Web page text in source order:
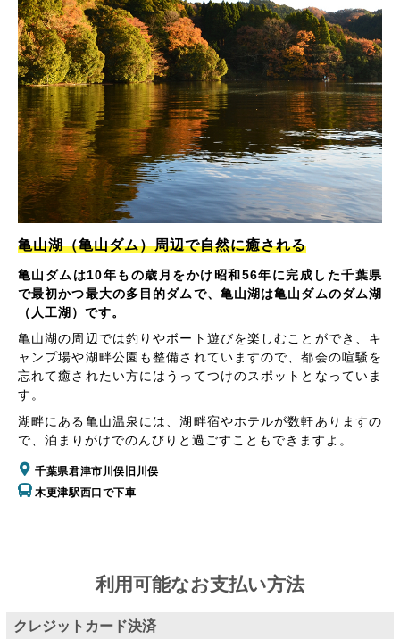
亀山湖（亀山ダム）周辺で自然に癒される
亀山ダムは10年もの歳月をかけ昭和56年に完成した千葉県
で最初かつ最大の多目的ダムで、亀山湖は亀山ダムのダム湖
（人工湖）です。
亀山湖の周辺では釣りやボート遊びを楽しむことができ、キ
ャンプ場や湖畔公園も整備されていますので、都会の喧騒を
忘れて癒されたい方にはうってつけのスポットとなっていま
す。
湖畔にある亀山温泉には、湖畔宿やホテルが数軒ありますの
で、泊まりがけでのんびりと過ごすこともできますよ。
千葉県君津市川俣旧川俣
木更津駅西口で下車
利用可能なお支払い方法
クレジットカード決済